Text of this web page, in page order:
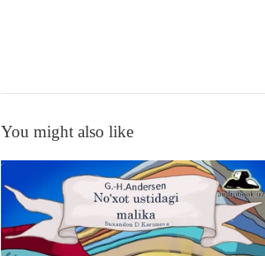
You might also like